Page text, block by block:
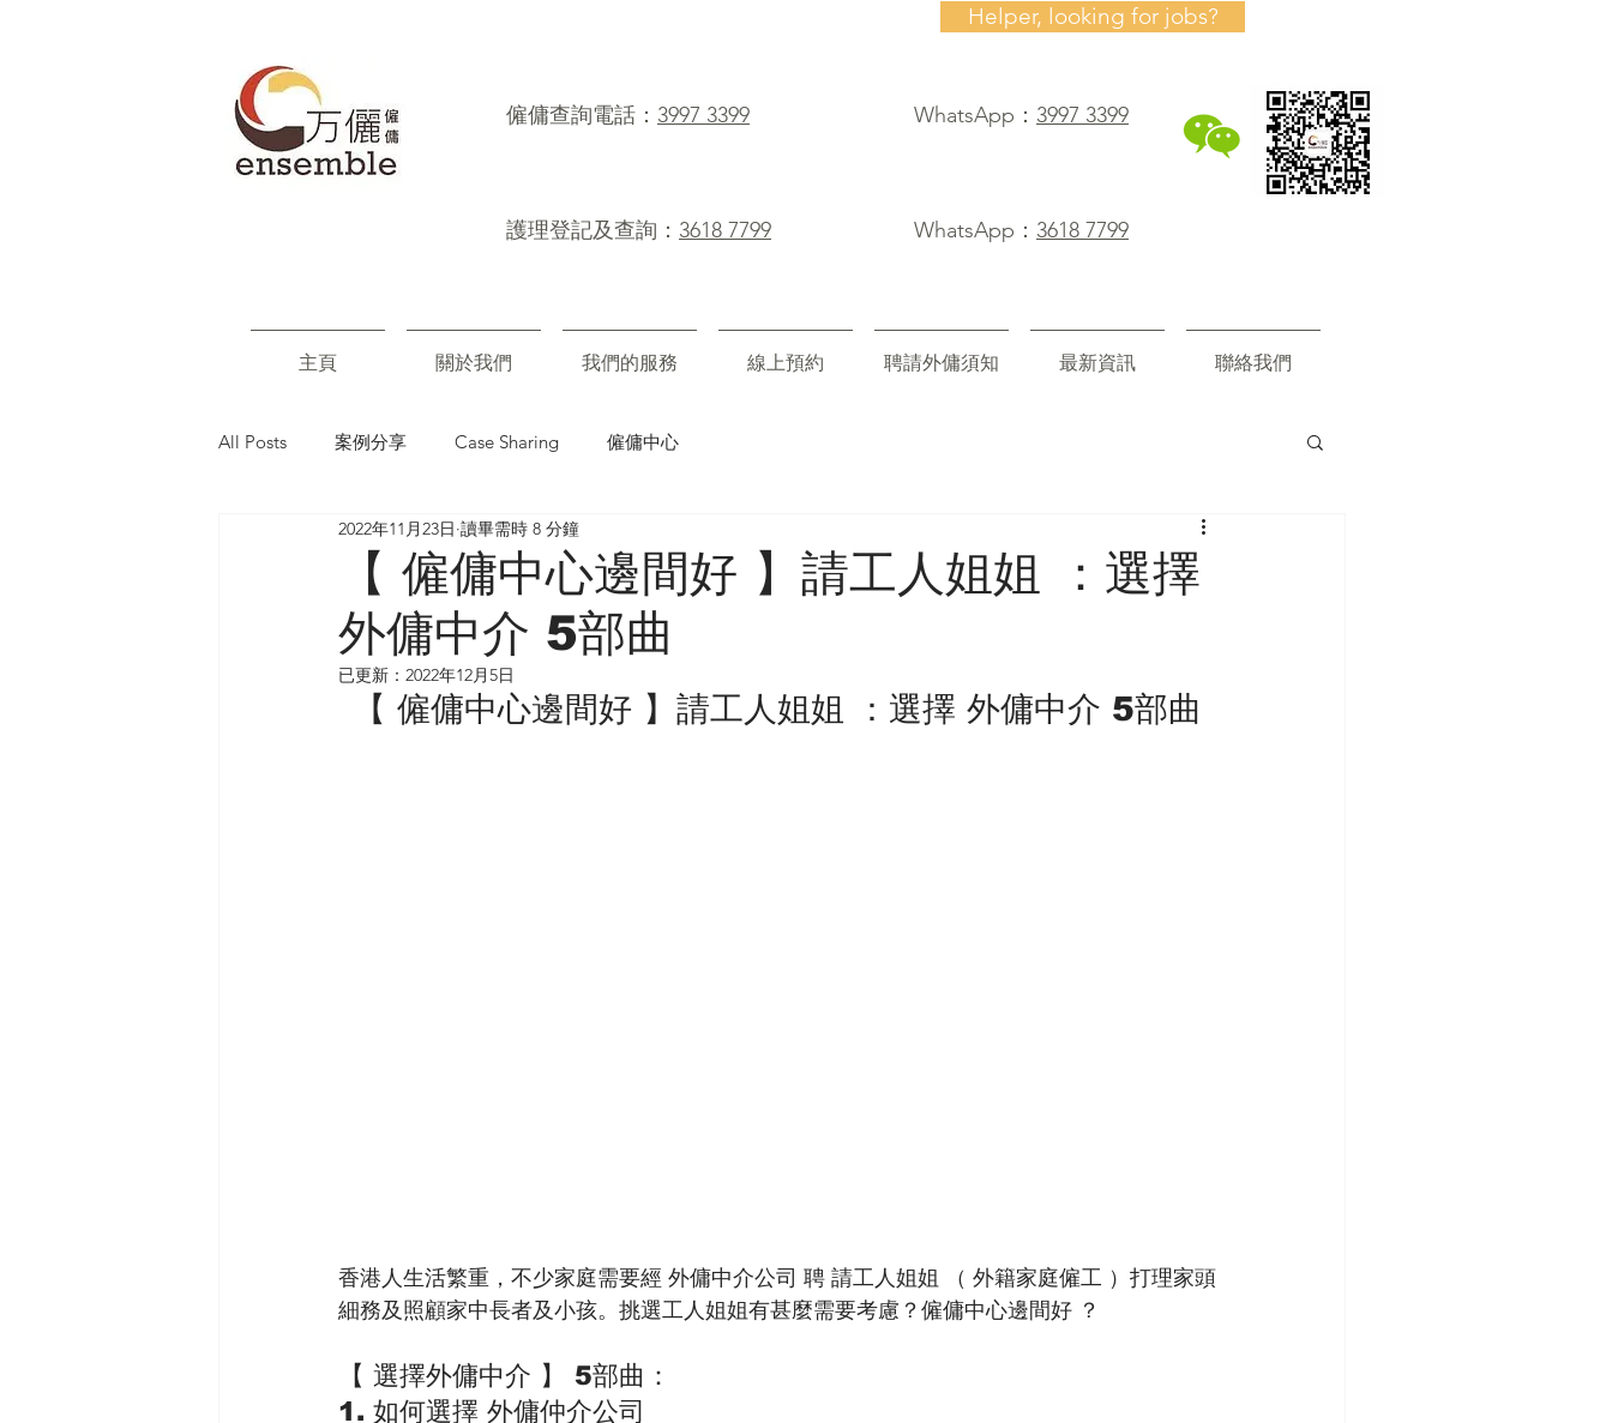
​僱傭查詢電話： 3997 3399
Helper, looking for jobs?
WhatsApp： 3997 3399
護理登記及查詢： 3618 7799 WhatsApp： 3618 7799
主頁 關於我們 我們的服務 線上預約 聘請外傭須知 最新資訊 聯絡我們
All Posts 案例分享 Case Sharing 僱傭中心
【 僱傭中心邊間好 】請工人姐姐 ：選擇
外傭中介 5部曲
2022年11月23日 讀畢需時 8 分鐘
已更新： 2022年12月5日
【 僱傭中心邊間好 】請工人姐姐 ：選擇 外傭中介 5部曲
香港人生活繁重，不少家庭需要經 外傭中介公司 聘 請工人姐姐 （ 外籍家庭僱工 ）打理家頭
細務及照顧家中長者及小孩。挑選工人姐姐有甚麼需要考慮？僱傭中心邊間好 ？
【 選擇外傭中介 】 5部曲：
1. 如何選擇 外傭仲介公司